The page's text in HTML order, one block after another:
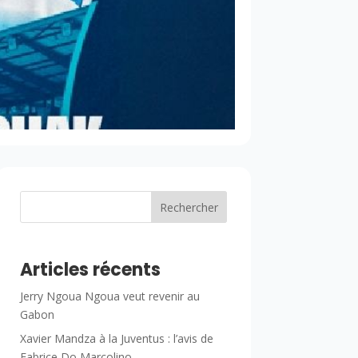
Rechercher
Articles récents
Jerry Ngoua Ngoua veut revenir au
Gabon
Xavier Mandza à la Juventus : l’avis de